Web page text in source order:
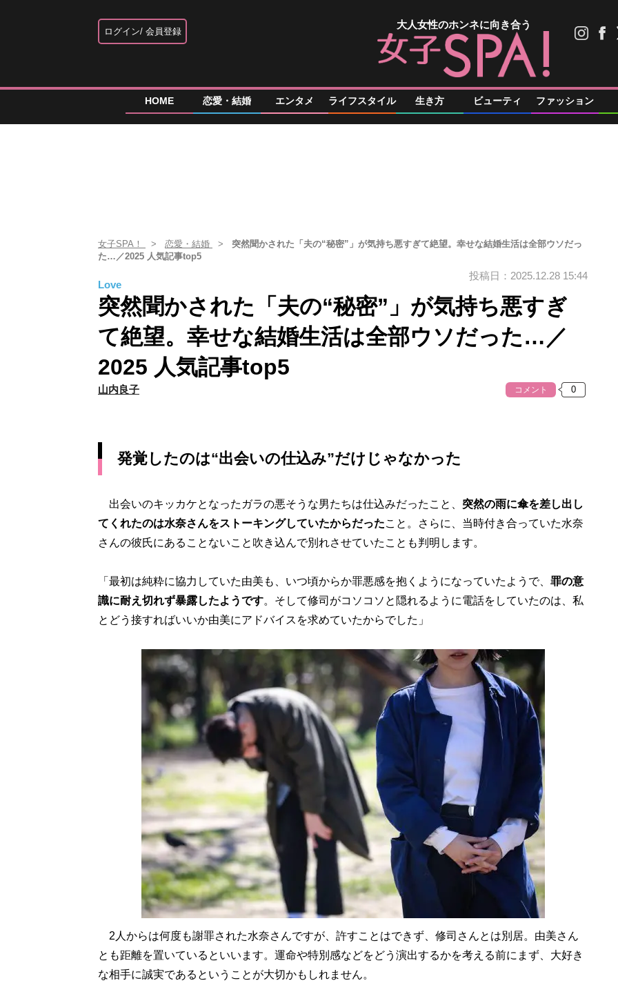
ログイン 会員登録
大人女性のホンネに向き合う
HOME 恋愛・結婚 エンタメ ライフスタイル 生き方 ビューティ ファッション
女子SPA！ 恋愛・結婚
突然聞かされた「夫の“秘密”」が気持ち悪すぎて絶望。幸せな結婚生活は全部ウソだっ
た…／2025 人気記事top5
Love
投稿日：2025.12.28 15:44
突然聞かされた「夫の“秘密”」が気持ち悪すぎ
て絶望。幸せな結婚生活は全部ウソだった…／
2025 人気記事top5
山内良子 コメント
発覚したのは“出会いの仕込み”だけじゃなかった
出会いのキッカケとなったガラの悪そうな男たちは仕込みだったこと、 突然の雨に傘を差し出し
てくれたのは水奈さんをストーキングしていたからだったこと。さらに、当時付き合っていた水奈
さんの彼氏にあることないこと吹き込んで別れさせていたことも判明します。
「最初は純粋に協力していた由美も、いつ頃からか罪悪感を抱くようになっていたようで、 罪の意
識に耐え切れず暴露したようです。そして修司がコソコソと隠れるように電話をしていたのは、私
とどう接すればいいか由美にアドバイスを求めていたからでした」
2人からは何度も謝罪された水奈さんですが、許すことはできず、修司さんとは別居。由美さん
とも距離を置いているといいます。運命や特別感などをどう演出するかを考える前にまず、大好き
な相手に誠実であるということが大切かもしれません。